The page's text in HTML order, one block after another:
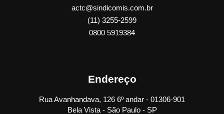
actc@sindicomis.com.br
(11) 3255-2599
0800 5919384
Endereço
Rua Avanhandava, 126 6º andar - 01306-901
Bela Vista - São Paulo - SP